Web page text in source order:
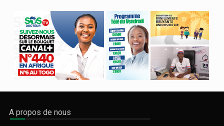
A propos de nous